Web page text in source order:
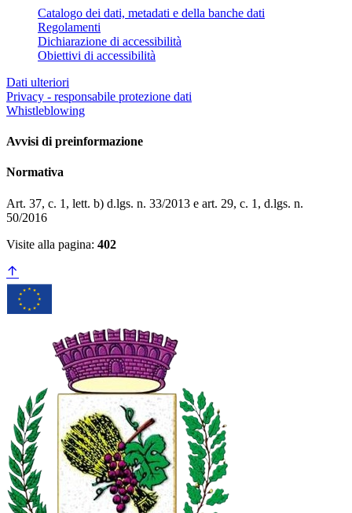
Catalogo dei dati, metadati e della banche dati
Regolamenti
Dichiarazione di accessibilità
Obiettivi di accessibilità
Dati ulteriori
Privacy - responsabile protezione dati
Whistleblowing
Avvisi di preinformazione
Normativa
Art. 37, c. 1, lett. b) d.lgs. n. 33/2013 e art. 29, c. 1, d.lgs. n.
50/2016
Visite alla pagina: 402